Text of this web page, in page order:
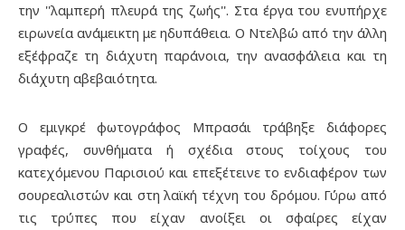
την ''λαμπερή πλευρά της ζωής''. Στα έργα του ενυπήρχε
ειρωνεία ανάμεικτη με ηδυπάθεια. Ο Ντελβώ από την άλλη
εξέφραζε τη διάχυτη παράνοια, την ανασφάλεια και τη
διάχυτη αβεβαιότητα.
Ο εμιγκρέ φωτογράφος Μπρασάι τράβηξε διάφορες
γραφές, συνθήματα ή σχέδια στους τοίχους του
κατεχόμενου Παρισιού και επεξέτεινε το ενδιαφέρον των
σουρεαλιστών και στη λαϊκή τέχνη του δρόμου. Γύρω από
τις τρύπες που είχαν ανοίξει οι σφαίρες είχαν